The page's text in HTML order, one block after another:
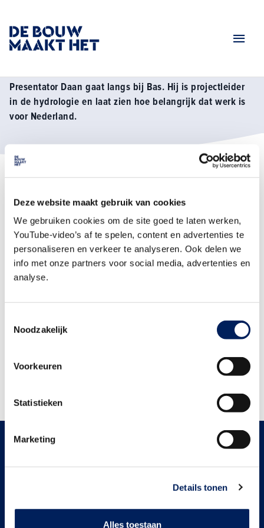
Deze website maakt gebruik van cookies
We gebruiken cookies om de site goed te laten werken,
YouTube-video’s af te spelen, content en advertenties te
personaliseren en verkeer te analyseren. Ook delen we
info met onze partners voor social media, advertenties en
analyse.
Noodzakelijk
Voorkeuren
Statistieken
Marketing
Details tonen
Alles toestaan
Home Tv serie seizoen 1
Presentator Daan gaat langs bij Bas. Hij is projectleider
in de hydrologie en laat zien hoe belangrijk dat werk is
voor Nederland.
'De bouw maakt het' is een campagne van Bouwend